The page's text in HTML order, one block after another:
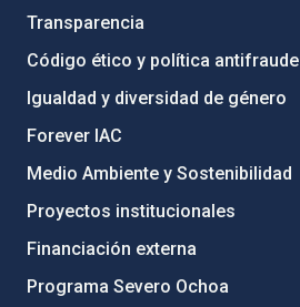
Transparencia
Código ético y política antifraude
Igualdad y diversidad de género
Forever IAC
Medio Ambiente y Sostenibilidad
Proyectos institucionales
Financiación externa
Programa Severo Ochoa